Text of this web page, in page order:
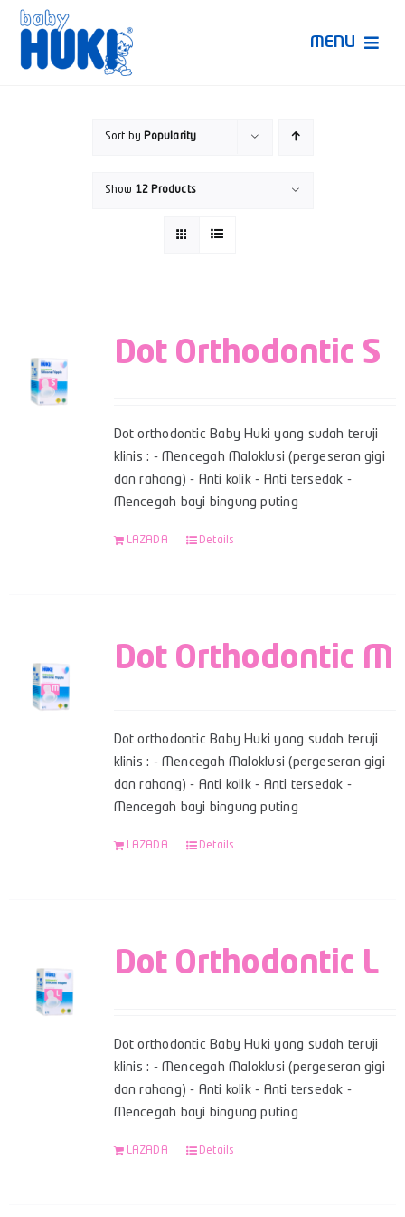
Skip
content
MENU
Sort by Popularity
Show 12 Products
Dot Orthodontic S
Dot orthodontic Baby Huki yang sudah teruji
klinis : - Mencegah Maloklusi (pergeseran gigi
dan rahang) - Anti kolik - Anti tersedak -
Mencegah bayi bingung puting
LAZADA Details
Dot Orthodontic M
Dot orthodontic Baby Huki yang sudah teruji
klinis : - Mencegah Maloklusi (pergeseran gigi
dan rahang) - Anti kolik - Anti tersedak -
Mencegah bayi bingung puting
LAZADA Details
Dot Orthodontic L
Dot orthodontic Baby Huki yang sudah teruji
klinis : - Mencegah Maloklusi (pergeseran gigi
dan rahang) - Anti kolik - Anti tersedak -
Mencegah bayi bingung puting
LAZADA Details